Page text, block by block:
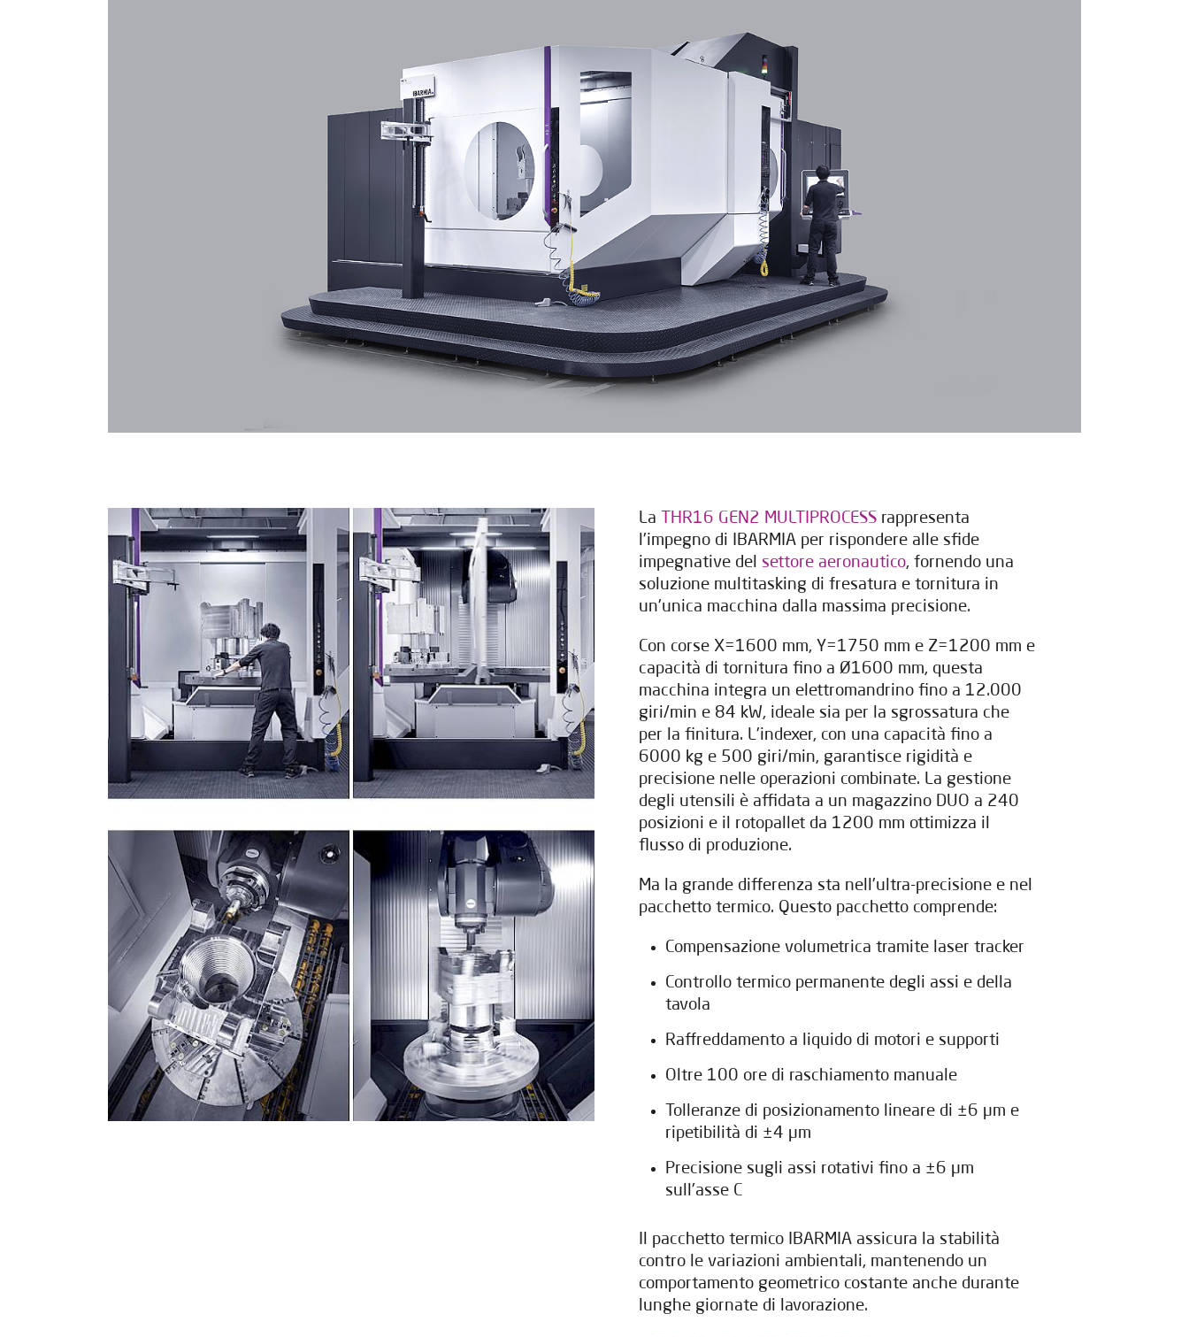
La THR16 GEN2 MULTIPROCESS rappresenta
l'impegno di IBARMIA per rispondere alle sfide
impegnative del settore aeronautico, fornendo una
soluzione multitasking di fresatura e tornitura in
un'unica macchina dalla massima precisione.
Con corse X=1600 mm, Y=1750 mm e Z=1200 mm e
capacità di tornitura fino a Ø1600 mm, questa
macchina integra un elettromandrino fino a 12.000
giri/min e 84 kW, ideale sia per la sgrossatura che
per la finitura. L'indexer, con una capacità fino a
6000 kg e 500 giri/min, garantisce rigidità e
precisione nelle operazioni combinate. La gestione
degli utensili è affidata a un magazzino DUO a 240
posizioni e il rotopallet da 1200 mm ottimizza il
flusso di produzione.
Ma la grande differenza sta nell'ultra-precisione e nel
pacchetto termico. Questo pacchetto comprende:
Compensazione volumetrica tramite laser tracker
Controllo termico permanente degli assi e della
tavola
Raffreddamento a liquido di motori e supporti
Oltre 100 ore di raschiamento manuale
Tolleranze di posizionamento lineare di ±6 µm e
ripetibilità di ±4 µm
Precisione sugli assi rotativi fino a ±6 µm
sull'asse C
Il pacchetto termico IBARMIA assicura la stabilità
contro le variazioni ambientali, mantenendo un
comportamento geometrico costante anche durante
lunghe giornate di lavorazione.
Lasciateci i vostri dati per
scaricare il documento